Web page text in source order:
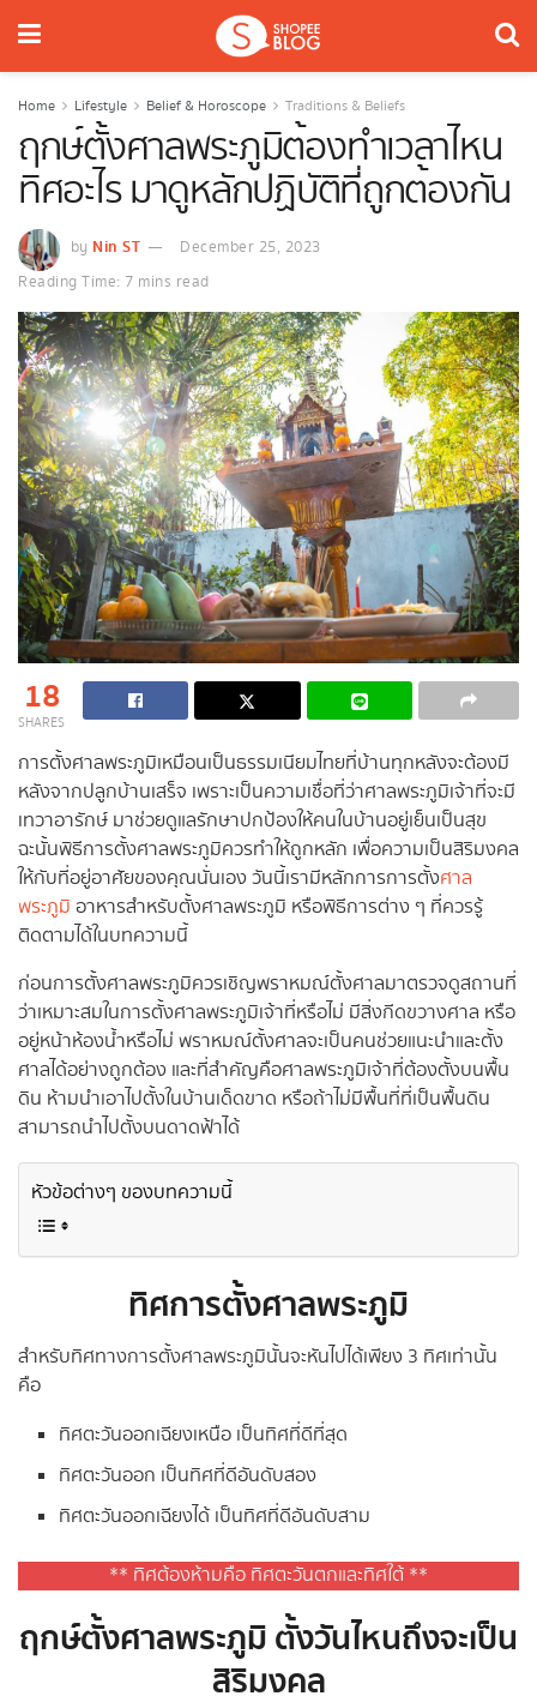
Home Lifestyle Belief & Horoscope Traditions & Beliefs
ฤกษ์ตั้งศาลพระภูมิต้องทำเวลาไหน
ทิศอะไร มาดูหลักปฏิบัติที่ถูกต้องกัน
by Nin ST
December 25, 2023
Reading Time: 7 mins read
18
SHARES
การตั้งศาลพระภูมิเหมือนเป็นธรรมเนียมไทยที่บ้านทุกหลังจะต้องมี
หลังจากปลูกบ้านเสร็จ เพราะเป็นความเชื่อที่ว่าศาลพระภูมิเจ้าที่จะมี
เทวาอารักษ์ มาช่วยดูแลรักษาปกป้องให้คนในบ้านอยู่เย็นเป็นสุข
ฉะนั้นพิธีการตั้งศาลพระภูมิควรทำให้ถูกหลัก เพื่อความเป็นสิริมงคล
ให้กับที่อยู่อาศัยของคุณนั่นเอง วันนี้เรามีหลักการการตั้งศาล
พระภูมิ อาหารสำหรับตั้งศาลพระภูมิ หรือพิธีการต่าง ๆ ที่ควรรู้
ติดตามได้ในบทความนี้
ก่อนการตั้งศาลพระภูมิควรเชิญพราหมณ์ตั้งศาลมาตรวจดูสถานที่
ว่าเหมาะสมในการตั้งศาลพระภูมิเจ้าที่หรือไม่ มีสิ่งกีดขวางศาล หรือ
อยู่หน้าห้องน้ำหรือไม่ พราหมณ์ตั้งศาลจะเป็นคนช่วยแนะนำและตั้ง
ศาลได้อย่างถูกต้อง และที่สำคัญคือศาลพระภูมิเจ้าที่ต้องตั้งบนพื้น
ดิน ห้ามนำเอาไปตั้งในบ้านเด็ดขาด หรือถ้าไม่มีพื้นที่ที่เป็นพื้นดิน
สามารถนำไปตั้งบนดาดฟ้าได้
หัวข้อต่างๆ ของบทความนี้
ทิศการตั้งศาลพระภูมิ
สำหรับทิศทางการตั้งศาลพระภูมินั้นจะหันไปได้เพียง 3 ทิศเท่านั้น
คือ
ทิศตะวันออกเฉียงเหนือ เป็นทิศที่ดีที่สุด
ทิศตะวันออก เป็นทิศที่ดีอันดับสอง
ทิศตะวันออกเฉียงได้ เป็นทิศที่ดีอันดับสาม
** ทิศต้องห้ามคือ ทิศตะวันตกและทิศใต้ **
ฤกษ์ตั้งศาลพระภูมิ ตั้งวันไหนถึงจะเป็น
สิริมงคล